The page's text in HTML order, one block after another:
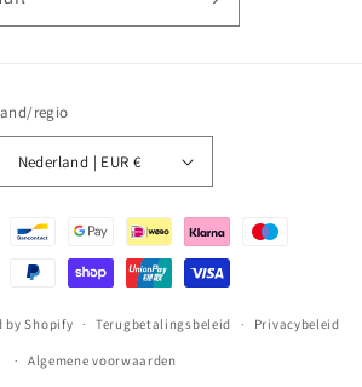
regio
Nederland | EUR €
by Shopify Terugbetalingsbeleid Privacybeleid
Algemene voorwaarden